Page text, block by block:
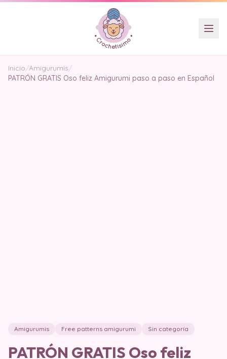
Inicio/Amigurumis/
PATRÓN GRATIS Oso feliz Amigurumi paso a paso en Español
Amigurumis Free patterns amigurumi Sin categoría
PATRÓN GRATIS Oso feliz